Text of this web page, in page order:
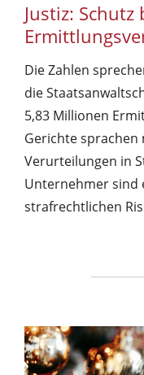
Justiz: Schutz
Die Zahlen
die
5,83 Millionen
Gerichte sprachen
Verurteilungen in
Unternehmer sind
strafrechtlichen